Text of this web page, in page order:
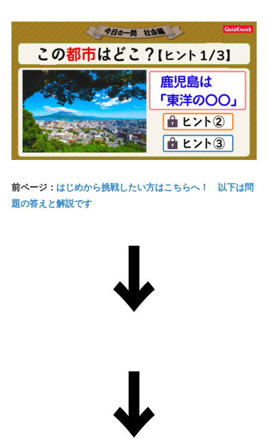
前ページ： はじめから挑戦したい方はこちらへ！ 以下は問
題の答えと解説です